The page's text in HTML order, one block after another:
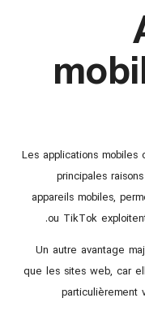
Les applications mobiles
principales
appareils mobiles,
ou TikTok
Un autre avantage
que les sites web, car
particulièrement